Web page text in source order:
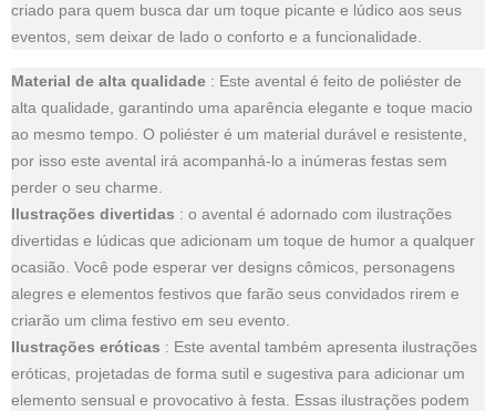
criado para quem busca dar um toque picante e lúdico aos seus
eventos, sem deixar de lado o conforto e a funcionalidade.
Material de alta qualidade : Este avental é feito de poliéster de
alta qualidade, garantindo uma aparência elegante e toque macio
ao mesmo tempo. O poliéster é um material durável e resistente,
por isso este avental irá acompanhá-lo a inúmeras festas sem
perder o seu charme.
Ilustrações divertidas : o avental é adornado com ilustrações
divertidas e lúdicas que adicionam um toque de humor a qualquer
ocasião. Você pode esperar ver designs cômicos, personagens
alegres e elementos festivos que farão seus convidados rirem e
criarão um clima festivo em seu evento.
Ilustrações eróticas : Este avental também apresenta ilustrações
eróticas, projetadas de forma sutil e sugestiva para adicionar um
elemento sensual e provocativo à festa. Essas ilustrações podem